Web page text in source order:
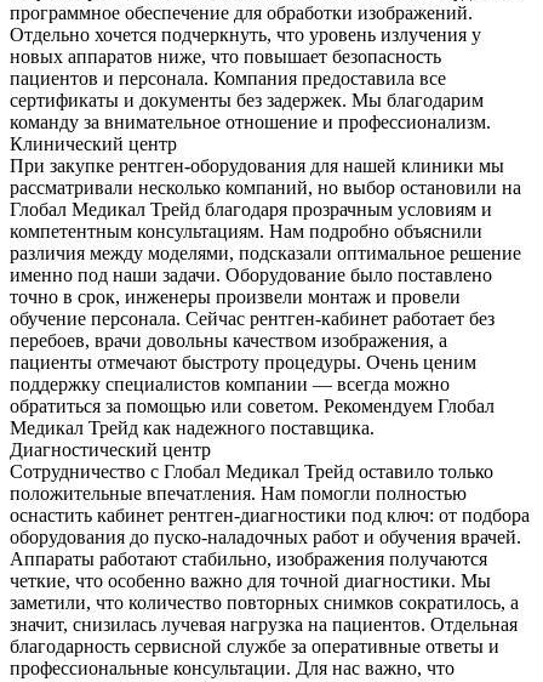
программное обеспечение для обработки изображений.
Отдельно хочется подчеркнуть, что уровень излучения у
новых аппаратов ниже, что повышает безопасность
пациентов и персонала. Компания предоставила все
сертификаты и документы без задержек. Мы благодарим
команду за внимательное отношение и профессионализм.
Клинический центр
При закупке рентген-оборудования для нашей клиники мы
рассматривали несколько компаний, но выбор остановили на
Глобал Медикал Трейд благодаря прозрачным условиям и
компетентным консультациям. Нам подробно объяснили
различия между моделями, подсказали оптимальное решение
именно под наши задачи. Оборудование было поставлено
точно в срок, инженеры произвели монтаж и провели
обучение персонала. Сейчас рентген-кабинет работает без
перебоев, врачи довольны качеством изображения, а
пациенты отмечают быстроту процедуры. Очень ценим
поддержку специалистов компании — всегда можно
обратиться за помощью или советом. Рекомендуем Глобал
Медикал Трейд как надежного поставщика.
Диагностический центр
Сотрудничество с Глобал Медикал Трейд оставило только
положительные впечатления. Нам помогли полностью
оснастить кабинет рентген-диагностики под ключ: от подбора
оборудования до пуско-наладочных работ и обучения врачей.
Аппараты работают стабильно, изображения получаются
четкие, что особенно важно для точной диагностики. Мы
заметили, что количество повторных снимков сократилось, а
значит, снизилась лучевая нагрузка на пациентов. Отдельная
благодарность сервисной службе за оперативные ответы и
профессиональные консультации. Для нас важно, что